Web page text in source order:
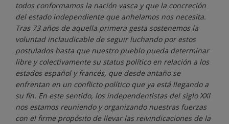
todos conformamos la nación vasca y que la concreción
del estado independiente que anhelamos nos necesita.
Tras 73 años de aquella primera gesta sostenemos la
voluntad inclaudicable de seguir luchando por estos
postulados hasta que nuestro pueblo pueda determinar
libre y colectivamente su status político en relación a los
estados español y francés, que desde antaño se
enfrentan en un conflicto político que ya está llegando a
su fin. En este sentido, los independentistas del siglo XXI
nos estamos reuniendo y organizando nuestras fuerzas
con el firme propósito de llevar las reivindicaciones de la